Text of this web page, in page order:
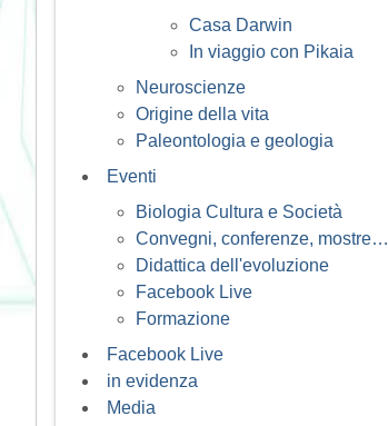
Casa Darwin
In viaggio con Pikaia
Neuroscienze
Origine della vita
Paleontologia e geologia
Eventi
Biologia Cultura e Società
Convegni, conferenze, mostre…
Didattica dell'evoluzione
Facebook Live
Formazione
Facebook Live
in evidenza
Media